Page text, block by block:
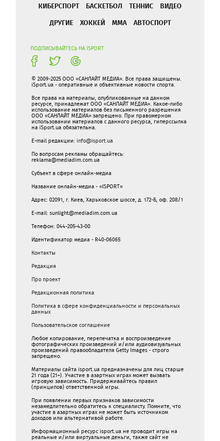
КИБЕРСПОРТ
БАСКЕТБОЛ ТЕННИС
ВИДЕО
ДРУГИЕ
ХОККЕЙ ММА АВТОСПОРТ
ПОДПИСЫВАЙТЕСЬ НА ISPORT
© 2009-2025 ООО «САНЛАЙТ МЕДИА». Все права защищены.
iSport.ua - оперативные и объективные новости спорта.
Все права на материалы, опубликованные на данном
ресурсе, принадлежат ООО «САНЛАЙТ МЕДИА». Какое-либо
использование материалов без письменного разрешения
ООО «САНЛАЙТ МЕДИА» запрещено. При правомерном
использовании материалов с данного ресурса, гиперссылка
на iSport.ua обязательна.
E-mail редакции: info@isport.ua
По вопросам рекламы обращайтесь:
reklama@mediadim.com.ua
Субъект в сфере онлайн-медиа
Название онлайн-медиа - «ISPORT»
Адрес: 02091, г. Киев, Харьковское шоссе, д. 172-Б, оф. 208/1
E-mail: sunlight@mediadim.com.ua
Телефон: 044-205-43-00
Идентификатор медиа - R40-06065
Контакты
Редакция
Про проект
Редакционная политика
Политика в сфере конфиденциальности и персональных
данных
Пользовательское соглашение
Любое копирование, перепечатка и воспроизведение
фотографических произведений и/или аудиовизуальных
произведений правообладателя Getty Images - строго
запрещено.
Материалы сайта isport.ua предназначены для лиц старше
21 года (21+). Участие в азартных играх может вызвать
игровую зависимость. Придерживайтесь правил
(принципов) ответственной игры.
При появлении первых признаков зависимости
незамедлительно обратитесь к специалисту. Помните, что
участие в азартных играх не может быть источником
доходов или альтернативой работе.
Информационный ресурс isport.ua не проводит игры на
реальные и/или виртуальные деньги, также сайт не